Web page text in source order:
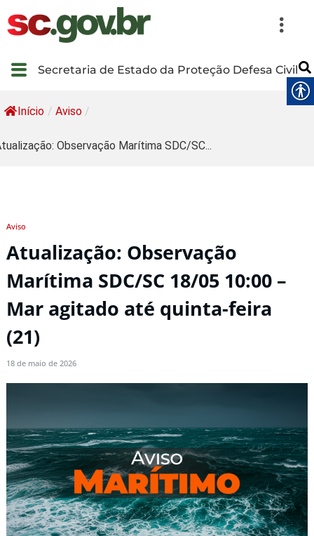
Secretaria de Estado da Proteção Defesa Civil
Início / Aviso /
Observação Marítima SDC/SC...
Aviso
Atualização: Observação
Marítima SDC/SC 18/05 10:00 –
Mar agitado até quinta-feira
(21)
18 de maio de 2026